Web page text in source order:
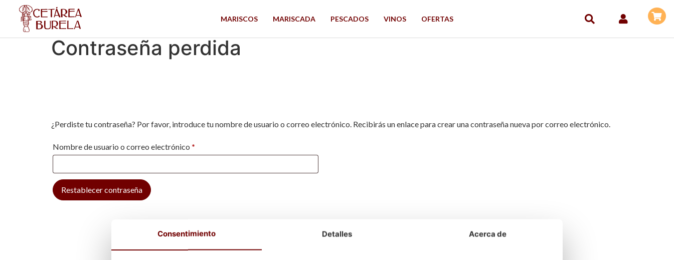
MARISCOS MARISCADA PESCADOS VINOS OFERTAS
Contraseña perdida
¿Perdiste tu contraseña? Por favor, introduce tu nombre de usuario o correo electrónico. Recibirás un enlace para crear una contraseña nueva por correo electrónico.
Nombre de usuario o correo electrónico *
Restablecer contraseña
Consentimiento Detalles Acerca de